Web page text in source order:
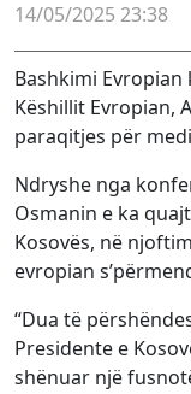
14/05/2025 23:38
Bashkimi
Këshillit Evropian,
paraqitjes për
Ndryshe nga
Osmanin e ka
Kosovës, në
evropian
“Dua të
Presidente e
shënuar një